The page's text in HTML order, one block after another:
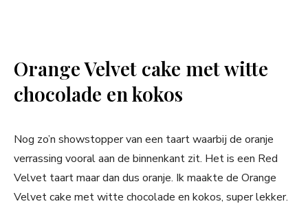
Orange Velvet cake met witte
chocolade en kokos
Nog zo’n showstopper van een taart waarbij de oranje
verrassing vooral aan de binnenkant zit. Het is een Red
Velvet taart maar dan dus oranje. Ik maakte de Orange
Velvet cake met witte chocolade en kokos, super lekker.